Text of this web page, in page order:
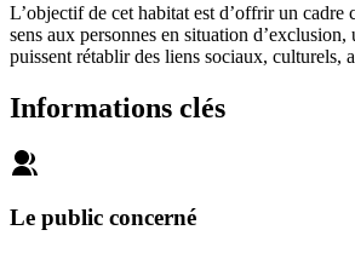
L’objectif de cet habitat est d’offrir un cadre
sens aux personnes en situation
puissent rétablir des liens sociaux, culturels,
Informations clés
Le public concerné